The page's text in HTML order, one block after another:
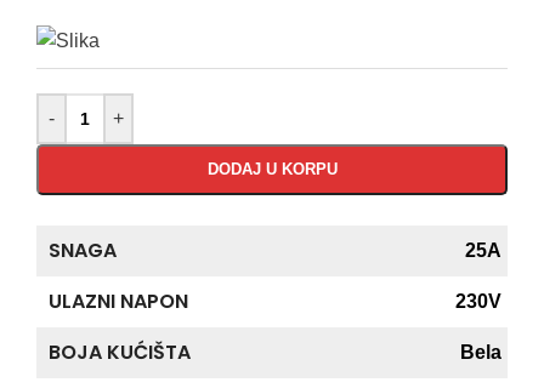
- +
DODAJ U KORPU
SNAGA 25A
ULAZNI NAPON 230V
BOJA KUĆIŠTA Bela